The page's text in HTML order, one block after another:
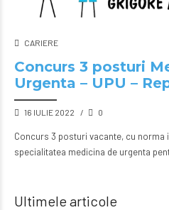
CARIERE
Concurs 3 posturi
Urgenta – UPU –
16 IULIE 2022 0
Concurs 3 posturi vacante, cu
specialitatea medicina de urgenta
Ultimele articole